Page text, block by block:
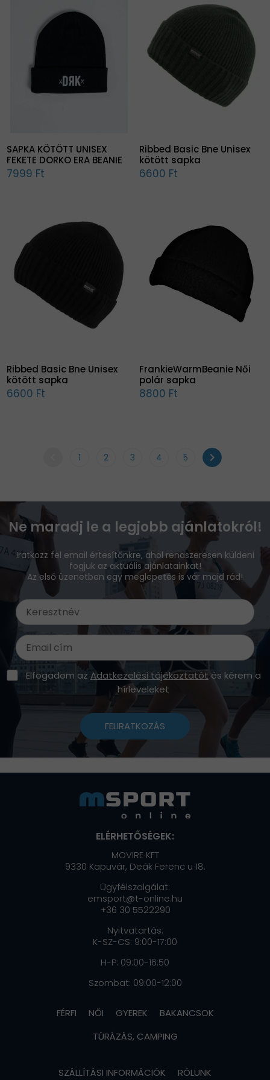
SAPKA KÖTÖTT UNISEX
FEKETE DORKO ERA BEANIE
7999 Ft
Ribbed Basic Bne Unisex
kötött sapka
6600 Ft
Ribbed Basic Bne Unisex
kötött sapka
6600 Ft
FrankieWarmBeanie Női
polár sapka
8800 Ft
1 2 3 4 5 chevron_right
Ne maradj le a legjobb ajánlatokról!
Iratkozz fel email értesítőnkre, ahol rendszeresen küldeni
fogjuk az aktuális ajánlatainkat!
Az első üzenetben egy meglepetés is vár majd rád!
Elfogadom az Adatkezelési tájékoztatót és kérem a
hírleveleket
FELIRATKOZÁS
ELÉRHETŐSÉGEK:
MOVIRE KFT
9330 Kapuvár, Deák Ferenc u 18.
Ügyfélszolgálat:
emsport@t-online.hu
+36 30 5522290
Nyitvatartás:
K-SZ-CS: 9:00-17:00
H-P: 09:00-16:50
Szombat: 09:00-12:00
FÉRFI NŐI GYEREK
BAKANCSOK
TÚRÁZÁS, CAMPING
SZÁLLÍTÁSI INFORMÁCIÓK RÓLUNK